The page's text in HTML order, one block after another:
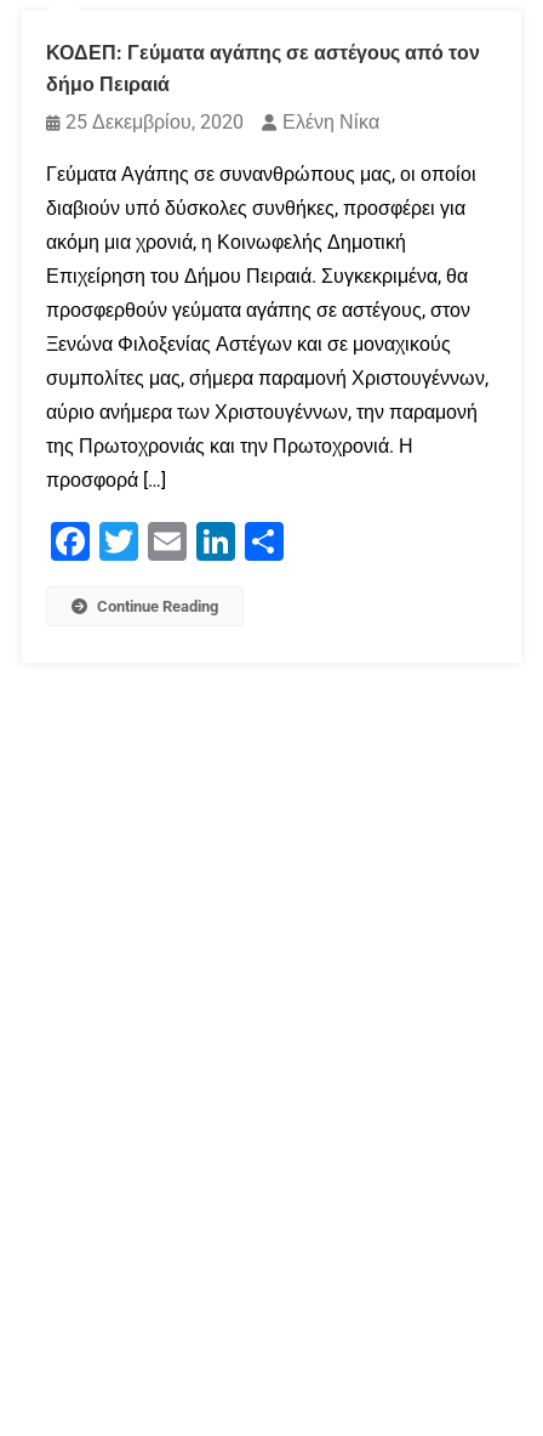
ΚΟΔΕΠ: Γεύματα αγάπης σε αστέγους από τον
δήμο Πειραιά
25 Δεκεμβρίου, 2020
Ελένη Νίκα
Γεύματα Αγάπης σε συνανθρώπους μας, οι οποίοι
διαβιούν υπό δύσκολες συνθήκες, προσφέρει για
ακόμη μια χρονιά, η Κοινωφελής Δημοτική
Επιχείρηση του Δήμου Πειραιά. Συγκεκριμένα, θα
προσφερθούν γεύματα αγάπης σε αστέγους, στον
Ξενώνα Φιλοξενίας Αστέγων και σε μοναχικούς
συμπολίτες μας, σήμερα παραμονή Χριστουγέννων,
αύριο ανήμερα των Χριστουγέννων, την παραμονή
της Πρωτοχρονιάς και την Πρωτοχρονιά. Η
προσφορά […]
Facebook
Twitter Email LinkedIn
Continue Reading